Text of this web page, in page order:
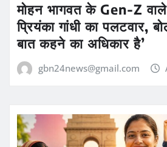
मोहन भागवत के Gen-Z
प्रियंका गांधी का पलटवार,
बात कहने का अधिकार है’
gbn24news@gmail.com